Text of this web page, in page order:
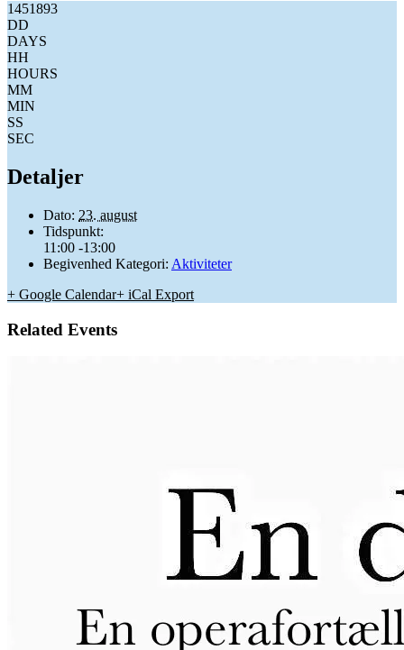
1451893
DD
DAYS
HH
HOURS
MM
MIN
SS
SEC
Detaljer
Dato: 23. august
Tidspunkt:
11:00 -13:00
Begivenhed Kategori: Aktiviteter
+ Google Calendar+ iCal Export
Related Events